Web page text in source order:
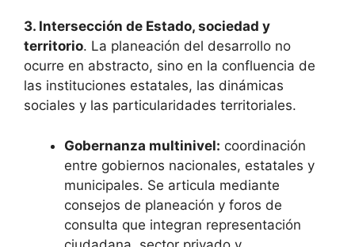
3. Intersección de Estado, sociedad y
territorio. La planeación del desarrollo no
ocurre en abstracto, sino en la confluencia de
las instituciones estatales, las dinámicas
sociales y las particularidades territoriales.
Gobernanza multinivel: coordinación
entre gobiernos nacionales, estatales y
municipales. Se articula mediante
consejos de planeación y foros de
consulta que integran representación